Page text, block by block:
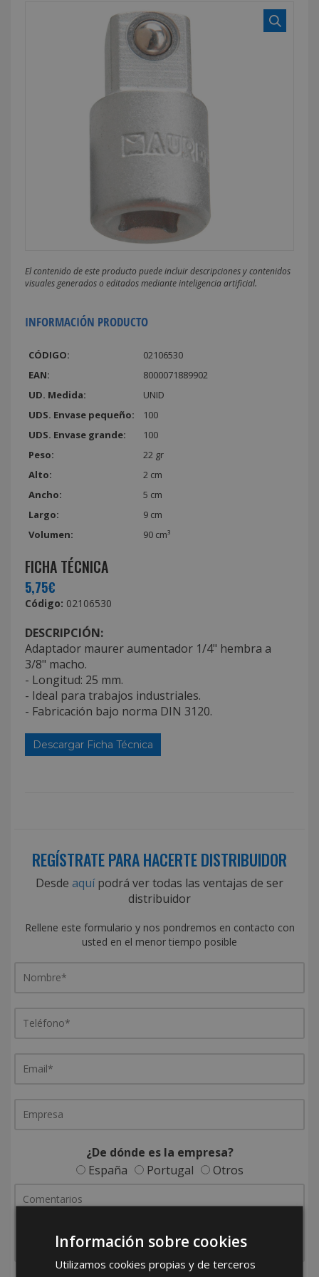
El contenido de este producto puede incluir descripciones y contenidos
visuales generados o editados mediante inteligencia artificial.
INFORMACIÓN PRODUCTO
CÓDIGO:
02106530
EAN:
8000071889902
UD. Medida:
UNID
UDS. Envase pequeño:
100
UDS. Envase grande:
100
Peso:
22 gr
Alto:
2 cm
Ancho:
5 cm
Largo:
9 cm
Volumen:
90 cm³
FICHA TÉCNICA
5,75€
Código: 02106530
DESCRIPCIÓN:
Adaptador maurer aumentador 1/4" hembra a
3/8" macho.
- Longitud: 25 mm.
- Ideal para trabajos industriales.
- Fabricación bajo norma DIN 3120.
Descargar Ficha Técnica
REGÍSTRATE PARA HACERTE DISTRIBUIDOR
Desde aquípodrá ver todas las ventajas de ser
distribuidor
Rellene este formulario y nos pondremos en contacto con
usted en el menor tiempo posible
¿De dónde es la empresa?
España
Portugal Otros
Información sobre cookies
Utilizamos cookies propias y de terceros